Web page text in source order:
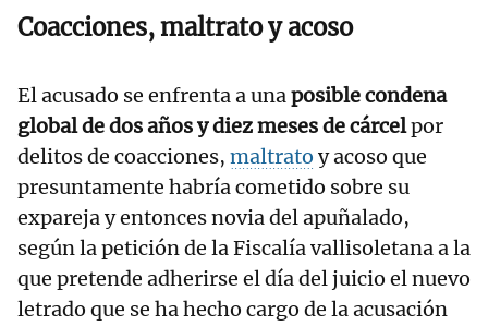
Coacciones, maltrato y acoso
El acusado se enfrenta a unaposible condena
global de dos años y diez meses de cárcelpor
delitos de coacciones, maltrato y acoso que
presuntamente habría cometido sobre su
expareja y entonces novia del apuñalado,
según la petición de la Fiscalía vallisoletana a la
que pretende adherirse el día del juicio el nuevo
letrado que se ha hecho cargo de la acusación